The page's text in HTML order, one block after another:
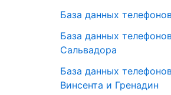
База данных
База данных
Сальвадора
База данных
Винсента и Гренадин